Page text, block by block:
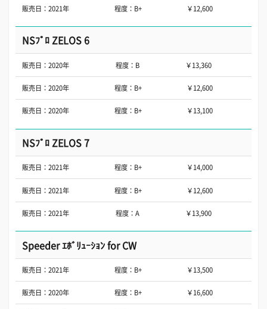
販売日：2021年 程度：B+ ￥12,600
NSﾌﾟﾛ ZELOS 6
販売日：2020年 程度：B ￥13,360
販売日：2020年 程度：B+ ￥12,600
販売日：2020年 程度：B+ ￥13,100
NSﾌﾟﾛ ZELOS 7
販売日：2021年 程度：B+ ￥14,000
販売日：2021年 程度：B+ ￥12,600
販売日：2021年 程度：A ￥13,900
Speeder ｴﾎﾞﾘｭｰｼｮﾝ for CW
販売日：2021年 程度：B+ ￥13,500
販売日：2020年 程度：B+ ￥16,600